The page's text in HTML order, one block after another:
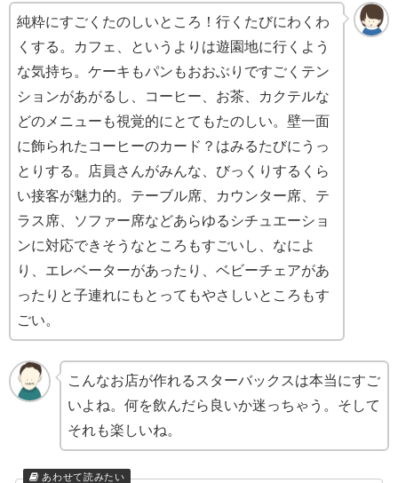
純粋にすごくたのしいところ！行くたびにわくわ
くする。カフェ、というよりは遊園地に行くよう
な気持ち。ケーキもパンもおおぶりですごくテン
ションがあがるし、コーヒー、お茶、カクテルな
どのメニューも視覚的にとてもたのしい。壁一面
に飾られたコーヒーのカード？はみるたびにうっ
とりする。店員さんがみんな、びっくりするくら
い接客が魅力的。テーブル席、カウンター席、テ
ラス席、ソファー席などあらゆるシチュエーショ
ンに対応できそうなところもすごいし、なによ
り、エレベーターがあったり、ベビーチェアがあ
ったりと子連れにもとってもやさしいところもす
ごい。
こんなお店が作れるスターバックスは本当にすご
いよね。何を飲んだら良いか迷っちゃう。そして
それも楽しいね。